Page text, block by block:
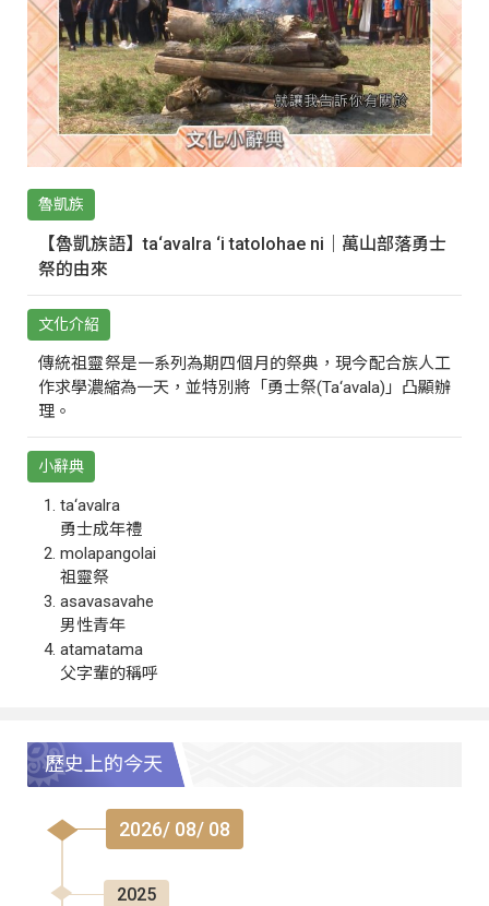
魯凱族
【魯凱族語】ta‘avalra ‘i tatolohae ni｜萬山部落勇士
祭的由來
文化介紹
傳統祖靈祭是一系列為期四個月的祭典，現今配合族人工
作求學濃縮為一天，並特別將「勇士祭(Ta‘avala)」凸顯辦
理。
小辭典
ta‘avalra
勇士成年禮
molapangolai
祖靈祭
asavasavahe
男性青年
atamatama
父字輩的稱呼
歷史上的今天
2026/ 08/ 08
2025